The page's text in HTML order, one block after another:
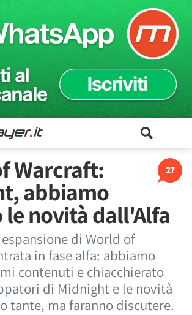
27
Warcraft:
abbiamo
novità dall'Alfa
di World of
in fase alfa: abbiamo
contenuti e chiacchierato
di Midnight e le novità
tante, ma faranno discutere.